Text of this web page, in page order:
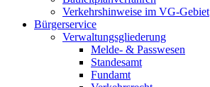
Verkehrshinweise im VG-Gebiet
Bürgerservice
Verwaltungsgliederung
Melde- & Passwesen
Standesamt
Fundamt